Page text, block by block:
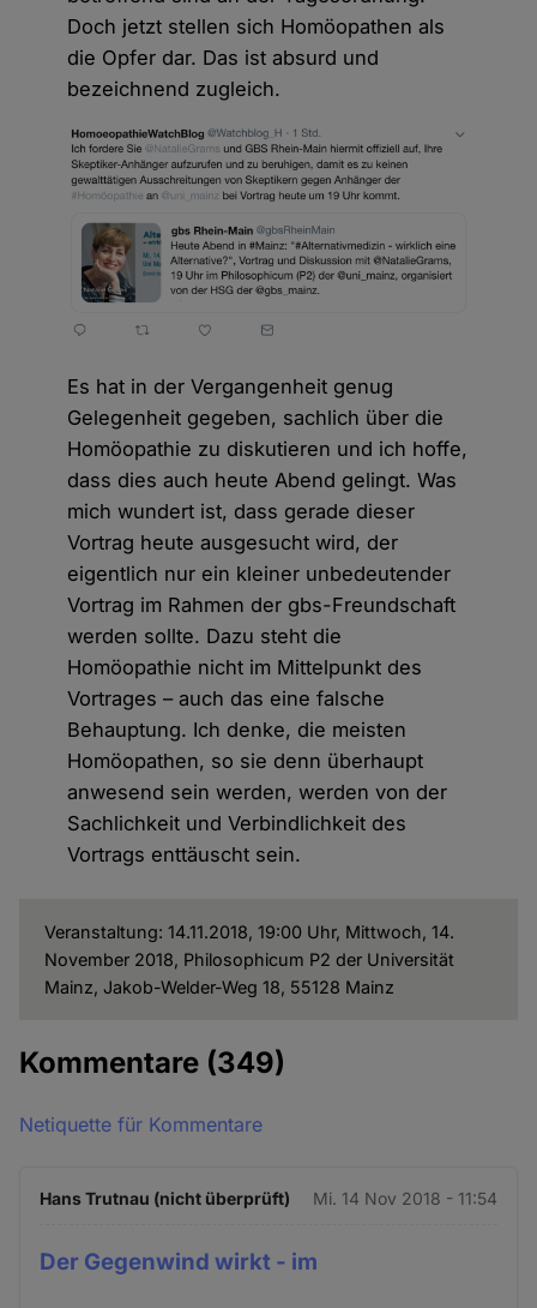
Doch jetzt stellen sich Homöopathen als
die Opfer dar. Das ist absurd und
bezeichnend zugleich.
Es hat in der Vergangenheit genug
Gelegenheit gegeben, sachlich über die
Homöopathie zu diskutieren und ich hoffe,
dass dies auch heute Abend gelingt. Was
mich wundert ist, dass gerade dieser
Vortrag heute ausgesucht wird, der
eigentlich nur ein kleiner unbedeutender
Vortrag im Rahmen der gbs-Freundschaft
werden sollte. Dazu steht die
Homöopathie nicht im Mittelpunkt des
Vortrages – auch das eine falsche
Behauptung. Ich denke, die meisten
Homöopathen, so sie denn überhaupt
anwesend sein werden, werden von der
Sachlichkeit und Verbindlichkeit des
Vortrags enttäuscht sein.
Veranstaltung: 14.11.2018, 19:00 Uhr, Mittwoch, 14.
November 2018, Philosophicum P2 der Universität
Mainz, Jakob-Welder-Weg 18, 55128 Mainz
Kommentare (349)
Netiquette für Kommentare
Hans Trutnau (nicht überprüft) Mi. 14 Nov 2018 - 11:54
Der Gegenwind wirkt - im